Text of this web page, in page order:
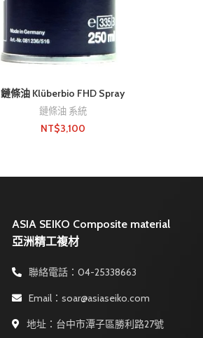
鏈條油 Klüberbio FHD Spray
鏈條油 系統
NT$3,100
ASIA SEIKO Composite material
亞洲精工複材
聯絡電話：04-25338663
Email：soar@asiaseiko.com
地址：台中市潭子區勝利路27號